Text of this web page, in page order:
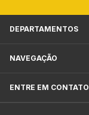
DEPARTAMENTOS
NAVEGAÇÃO
ENTRE EM CONTATO